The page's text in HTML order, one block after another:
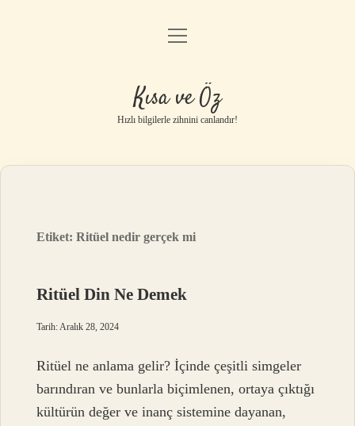
Anasayfa
Gizlilik Politikası
Yasal Uyarı
menüyü
Kısa ve Öz
Hızlı bilgilerle zihnini canlandır!
Etiket:Ritüel nedir gerçek mi
Ritüel Din Ne Demek
Tarih: Aralık 28, 2024
Ritüel ne anlama gelir? İçinde çeşitli simgeler
barındıran ve bunlarla biçimlenen, ortaya çıktığı
kültürün değer ve inanç sistemine dayanan,